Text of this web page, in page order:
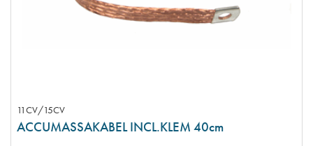
11CV/15CV
ACCUMASSAKABEL INCL.KLEM 40cm